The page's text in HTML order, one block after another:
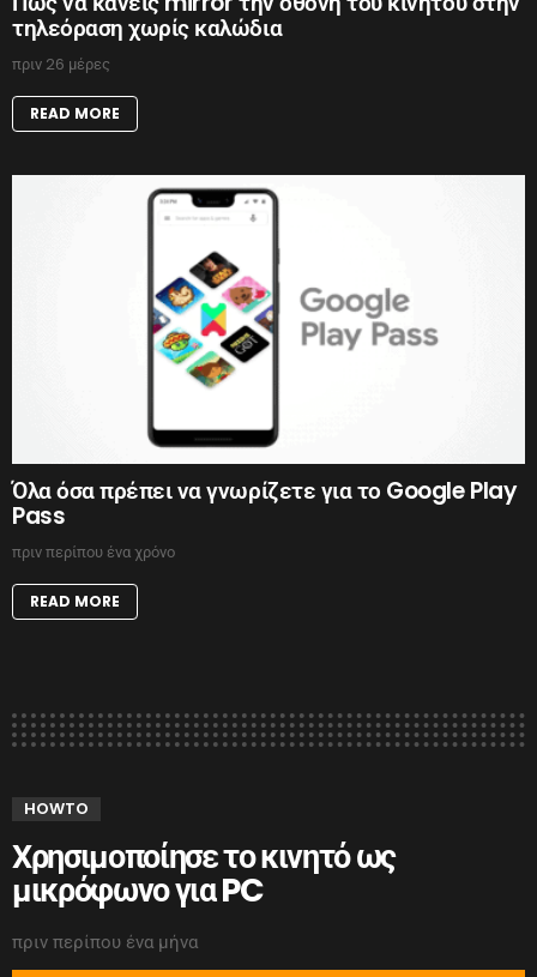
τηλεόραση χωρίς καλώδια
πριν 26 μέρες
READ MORE
Όλα όσα πρέπει να γνωρίζετε για το Google Play
Pass
πριν περίπου ένα χρόνο
READ MORE
HOWTO
Χρησιμοποίησε το κινητό ως
μικρόφωνο για PC
πριν περίπου ένα μήνα